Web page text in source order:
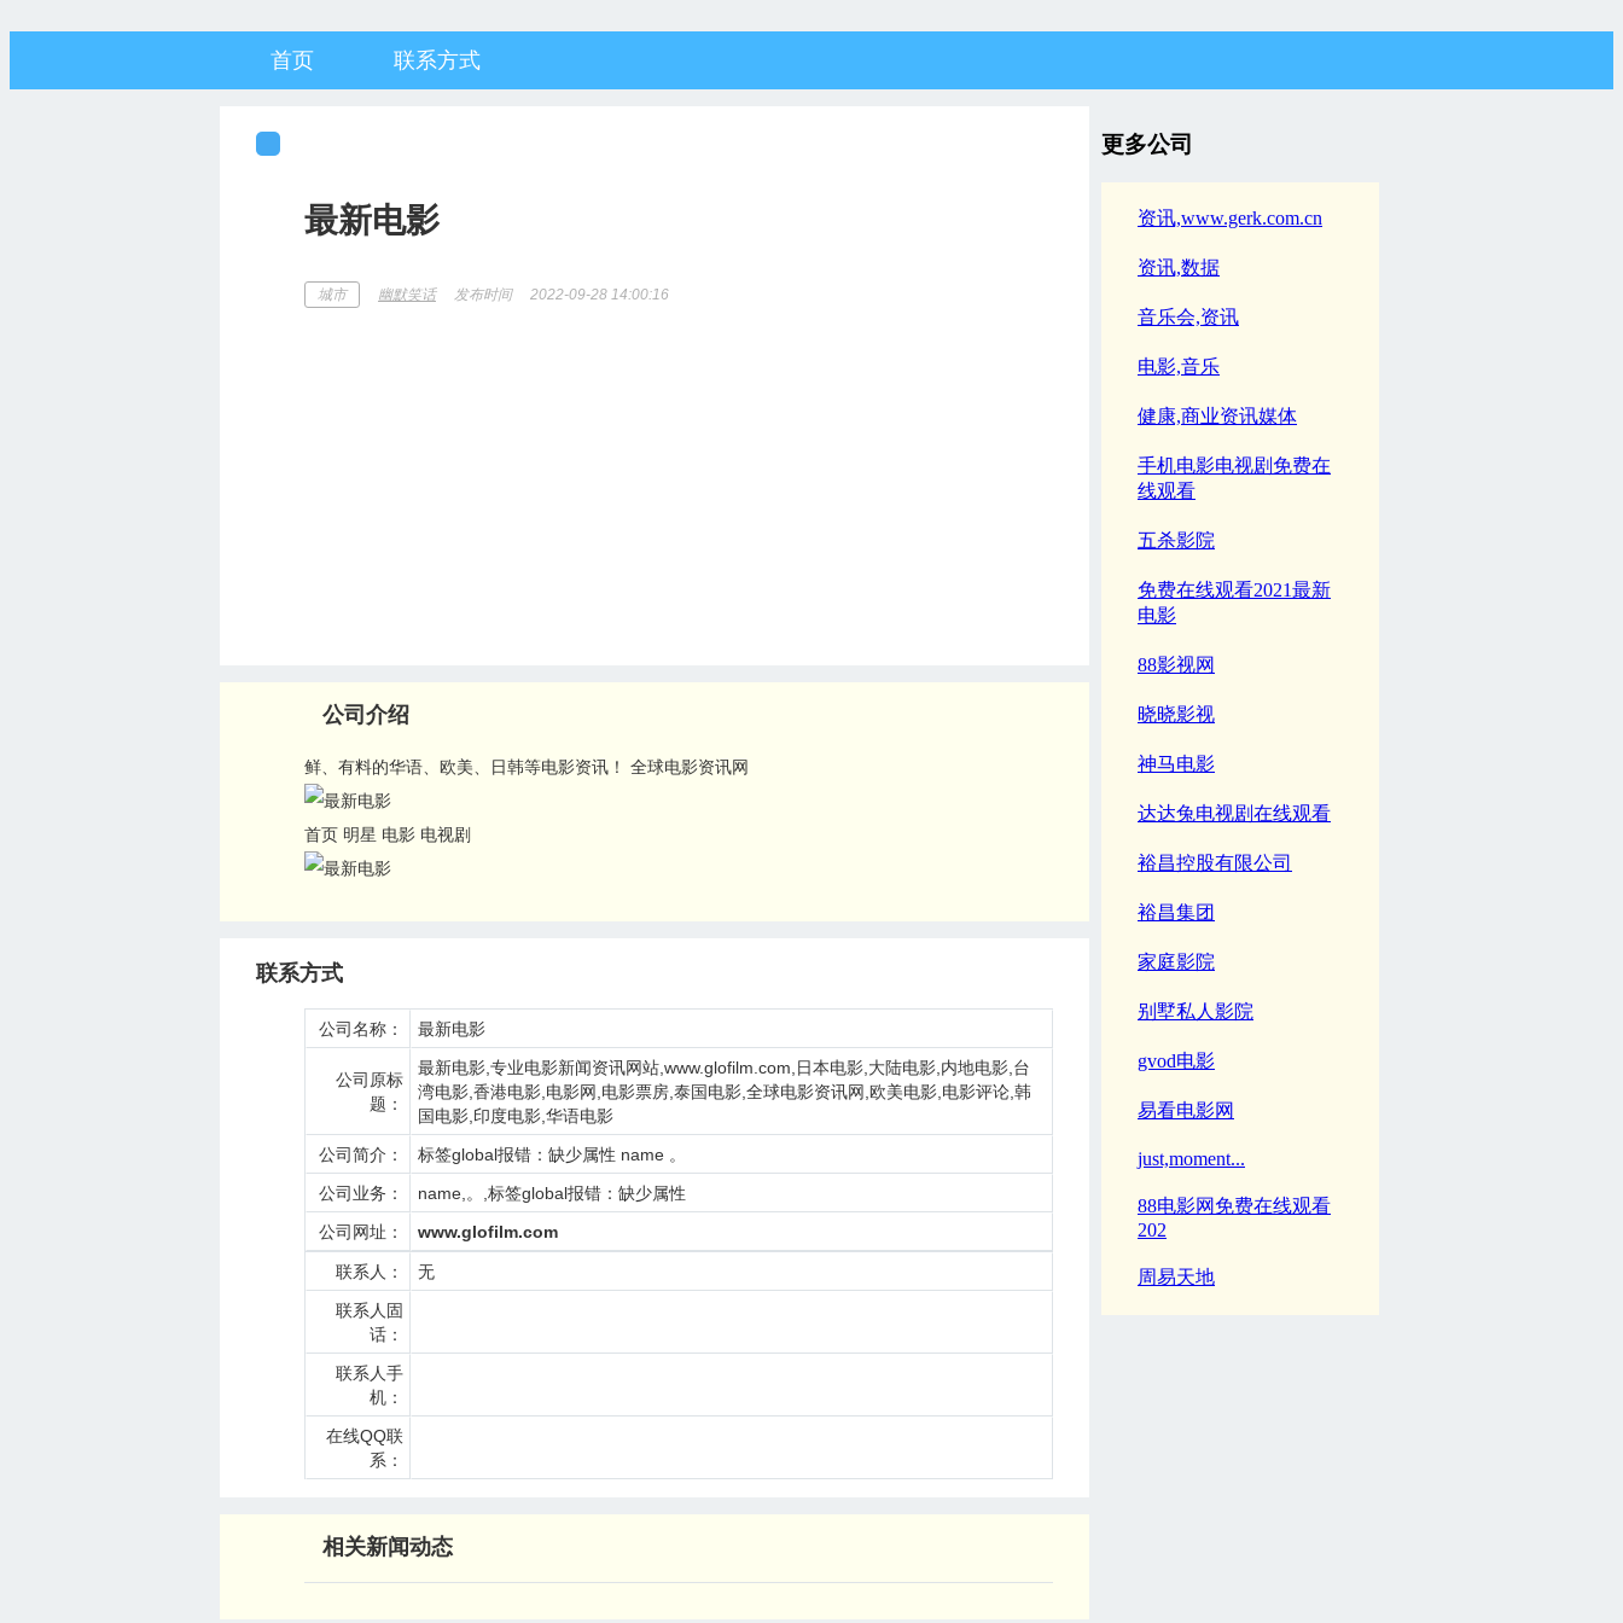
首页 联系方式
更多公司
资讯,www.gerk.com.cn
资讯,数据
音乐会,资讯
电影,音乐
健康,商业资讯媒体
手机电影电视剧免费在
线观看
五杀影院
免费在线观看2021最新
电影
88影视网
晓晓影视
神马电影
达达兔电视剧在线观看
裕昌控股有限公司
裕昌集团
家庭影院
别墅私人影院
gvod电影
易看电影网
just,moment...
88电影网免费在线观看
202
周易天地
最新电影
城市 幽默笑话 发布时间 2022-09-28 14:00:16
公司介绍
鲜、有料的华语、欧美、日韩等电影资讯！ 全球电影资讯网
首页 明星 电影 电视剧
联系方式
公司名称： 最新电影
公司原标
题：
最新电影,专业电影新闻资讯网站,www.glofilm.com,日本电影,大陆电影,内地电影,台
湾电影,香港电影,电影网,电影票房,泰国电影,全球电影资讯网,欧美电影,电影评论,韩
国电影,印度电影,华语电影
公司简介：
标签global报错：缺少属性 name 。
公司业务：
name,。,标签global报错：缺少属性
公司网址：
www.glofilm.com
联系人：
无
联系人固
话：
联系人手
机：
在线QQ联
系：
相关新闻动态